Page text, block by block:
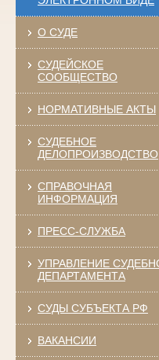
О СУДЕ
СУДЕЙСКОЕ
СООБЩЕСТВО
НОРМАТИВНЫЕ АКТЫ
СУДЕБНОЕ
ДЕЛОПРОИЗВОДСТВО
СПРАВОЧНАЯ
ИНФОРМАЦИЯ
ПРЕСС-СЛУЖБА
УПРАВЛЕНИЕ
ДЕПАРТАМЕНТА
СУДЫ СУБЪЕКТА РФ
ВАКАНСИИ